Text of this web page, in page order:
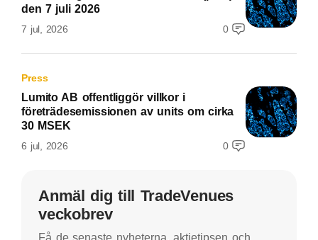
den 7 juli 2026
7 jul, 2026 0
Press
Lumito AB offentliggör villkor i
företrädesemissionen av units om cirka
30 MSEK
6 jul, 2026 0
Anmäl dig till TradeVenues
veckobrev
Få de senaste nyheterna, aktietipsen och